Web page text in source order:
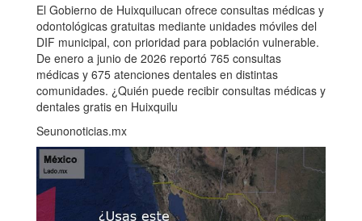
El Gobierno de Huixquilucan ofrece consultas médicas y
odontológicas gratuitas mediante unidades móviles del
DIF municipal, con prioridad para población vulnerable.
De enero a junio de 2026 reportó 765 consultas
médicas y 675 atenciones dentales en distintas
comunidades. ¿Quién puede recibir consultas médicas y
dentales gratis en Huixquilu
Seunonoticias.mx